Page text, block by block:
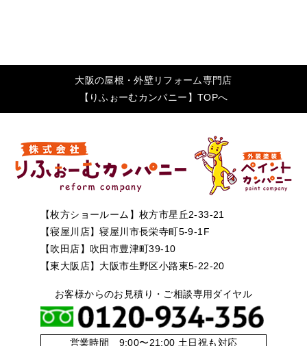
大阪の屋根・外壁リフォーム専門店
【りふぉーむカンパニー】TOPへ
【枚方ショールーム】枚方市星丘2-33-21
【寝屋川店】寝屋川市長栄寺町5-9-1F
【吹田店】吹田市豊津町39-10
【東大阪店】大阪市生野区小路東5-22-20
お客様からのお見積り・ご相談専用ダイヤル
営業時間 9:00〜21:00 土日祝も対応